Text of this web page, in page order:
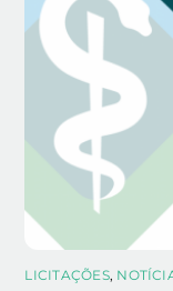
LICITAÇÕES,